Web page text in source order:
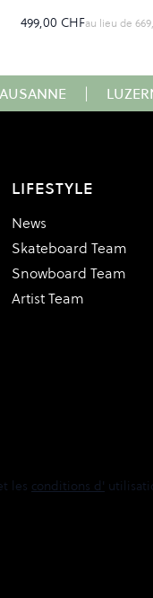
499,00 CHFau lieu de
|
LIFESTYLE
News
Skateboard Team
Snowboard Team
Artist Team
les conditions d'